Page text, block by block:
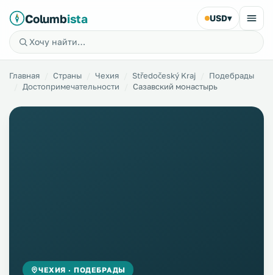
Columbista USD▾
Главная Страны Чехия Středočeský Kraj
Подебрады
Достопримечательности
Сазавский монастырь
ЧЕХИЯ · ПОДЕБРАДЫ